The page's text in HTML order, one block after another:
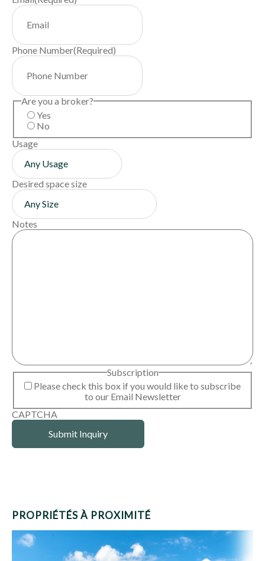
Phone Number(Required)
Are you a broker?
Yes
No
Usage
Desired space size
Notes
Subscription
Please check this box if you would like to subscribe
to our Email Newsletter
CAPTCHA
PROPRIÉTÉS À PROXIMITÉ